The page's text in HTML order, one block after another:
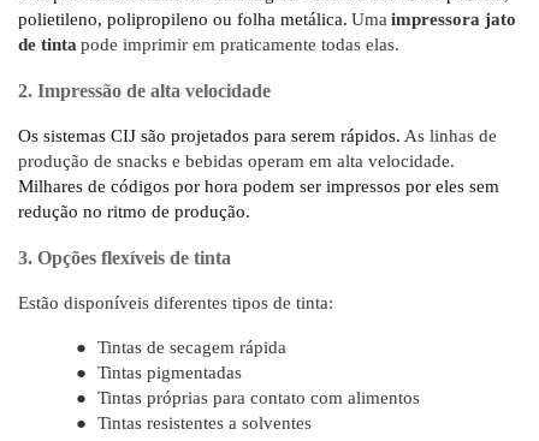
polietileno, polipropileno ou folha metálica. Umaimpressora jato
de tintapode imprimir em praticamente todas elas.
2. Impressão de alta velocidade
Os sistemas CIJ são projetados para serem rápidos. As linhas de
produção de snacks e bebidas operam em alta velocidade.
Milhares de códigos por hora podem ser impressos por eles sem
redução no ritmo de produção.
3. Opções flexíveis de tinta
Estão disponíveis diferentes tipos de tinta:
●
Tintas de secagem rápida
●
Tintas pigmentadas
●
Tintas próprias para contato com alimentos
●
Tintas resistentes a solventes